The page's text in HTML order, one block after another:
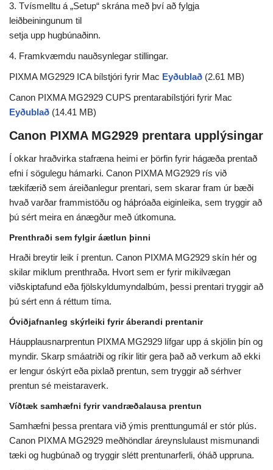
3. Tvísmelltu á „Setup“ skrána með því að fylgja
leiðbeiningunum til
setja upp hugbúnaðinn.
4. Framkvæmdu nauðsynlegar stillingar.
PIXMA MG2929 ICA bílstjóri fyrir Mac Eyðublað (2.61 MB)
Canon PIXMA MG2929 CUPS prentarabílstjóri fyrir Mac
Eyðublað (14.41 MB)
Canon PIXMA MG2929 prentara upplýsingar
Í okkar hraðvirka stafræna heimi er þörfin fyrir hágæða prentað
efni í sögulegu hámarki. Canon PIXMA MG2929 rís við
tækifærið sem áreiðanlegur prentari, sem skarar fram úr bæði
hvað varðar frammistöðu og háþróaða eiginleika, sem tryggir að
þú sért meira en ánægður með útkomuna.
Prenthraði sem fylgir áætlun þinni
Hraði breytir leik í prentun. Canon PIXMA MG2929 skín hér og
skilar miklum prenthraða. Hvort sem er fyrir mikilvægan
viðskiptafund eða fjölskyldumyndalbúm, þessi prentari tryggir að
þú sért enn á réttum tíma.
Óviðjafnanleg skýrleiki fyrir áberandi prentanir
Háupplausnarprentun PIXMA MG2929 lífgar upp á skjölin þín og
myndir. Skarp smáatriði og ríkir litir gera það að verkum að ekki
er lengur óskýrt eða pixlað prentun, sem tryggir að sérhver
prentun sé meistaraverk.
Víðtæk samhæfni fyrir vandræðalausa prentun
Samhæfni þessa prentara við ýmis prenttungumál er stór plús.
Canon PIXMA MG2929 meðhöndlar áreynslulaust mismunandi
tæki og hugbúnað og tryggir slétt prentunarferli, óháð uppruna.